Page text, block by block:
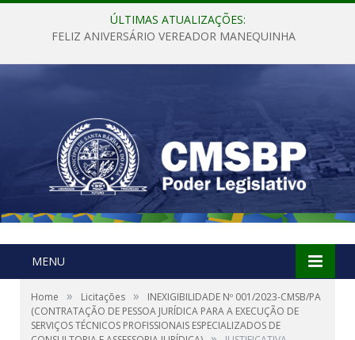
ÚLTIMAS ATUALIZAÇÕES:
FELIZ ANIVERSÁRIO VEREADOR MANEQUINHA
MENU
Home » Licitações »
INEXIGIBILIDADE Nº 001/2023-CMSB/PA
(CONTRATAÇÃO DE PESSOA JURÍDICA PARA A EXECUÇÃO DE
SERVIÇOS TÉCNICOS PROFISSIONAIS ESPECIALIZADOS DE